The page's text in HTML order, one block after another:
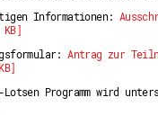
Ehrentag
Hessen engagiert -
Kompetenznachweis
Service-Learning
Informationen:
Antrag zur
Lotsen Programm wird